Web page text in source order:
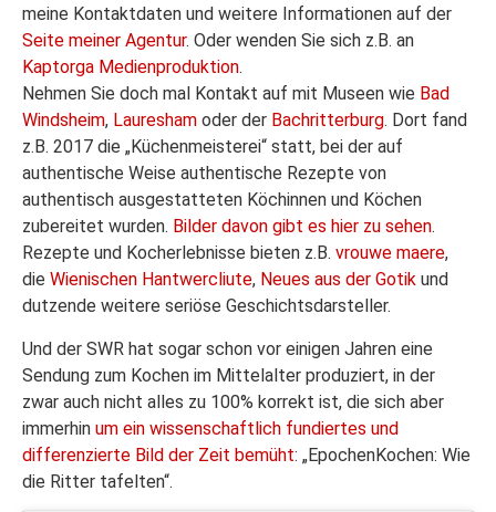
meine Kontaktdaten und weitere Informationen auf der
Seite meiner Agentur. Oder wenden Sie sich z.B. an
Kaptorga Medienproduktion.
Nehmen Sie doch mal Kontakt auf mit Museen wie Bad
Windsheim, Lauresham oder der Bachritterburg. Dort fand
z.B. 2017 die „Küchenmeisterei“ statt, bei der auf
authentische Weise authentische Rezepte von
authentisch ausgestatteten Köchinnen und Köchen
zubereitet wurden. Bilder davon gibt es hier zu sehen.
Rezepte und Kocherlebnisse bieten z.B. vrouwe maere,
die Wienischen Hantwercliute, Neues aus der Gotik und
dutzende weitere seriöse Geschichtsdarsteller.
Und der SWR hat sogar schon vor einigen Jahren eine
Sendung zum Kochen im Mittelalter produziert, in der
zwar auch nicht alles zu 100% korrekt ist, die sich aber
immerhin um ein wissenschaftlich fundiertes und
differenzierte Bild der Zeit bemüht: „EpochenKochen: Wie
die Ritter tafelten“.